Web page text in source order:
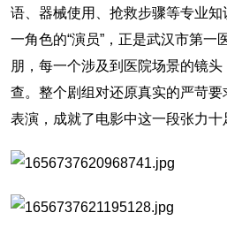
语、器械使用、抢救步骤等专业知
一角色的“演员”，正是武汉市第一
朋，每一个涉及到医院场景的镜
查。整个剧组对还原真实的严苛
表演，成就了电影中这一段张力十